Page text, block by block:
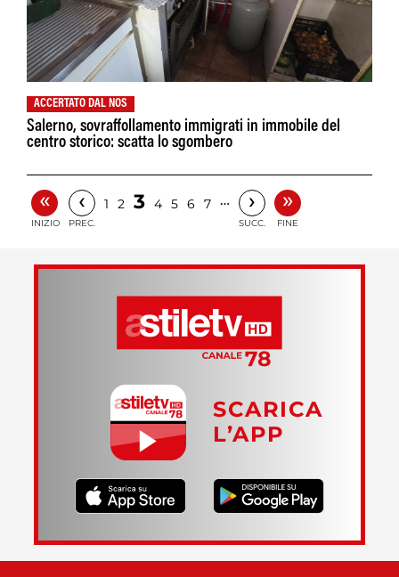
ACCERTATO DAL NOS
Salerno, sovraffollamento immigrati in immobile del
centro storico: scatta lo sgombero
«
INIZIO
‹
PREC.
1 2 3 4 5 6 7 … ›
SUCC.
»
FINE
SCARICA
L’APP